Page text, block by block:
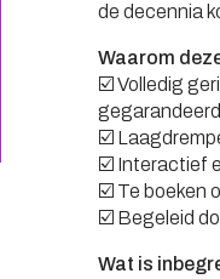
de decennia
Waarom
☑️ Volledig
gegarandeerd
☑️
☑️ Interactief
☑️ Te boeken
☑️ Begeleid
Wat is